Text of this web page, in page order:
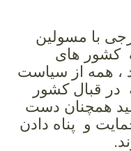
با مسولین
کشور های
همه از سیاست
قبال کشور
همچنان دست
و پناه دادن